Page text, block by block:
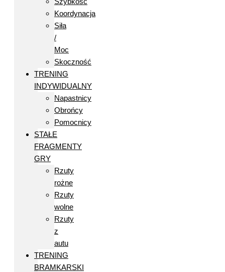
Koordynacja
Siła
/
Moc
Skoczność
TRENING
INDYWIDUALNY
Napastnicy
Obrońcy
Pomocnicy
STAŁE
FRAGMENTY
GRY
Rzuty
rożne
Rzuty
wolne
Rzuty
z
autu
TRENING
BRAMKARSKI